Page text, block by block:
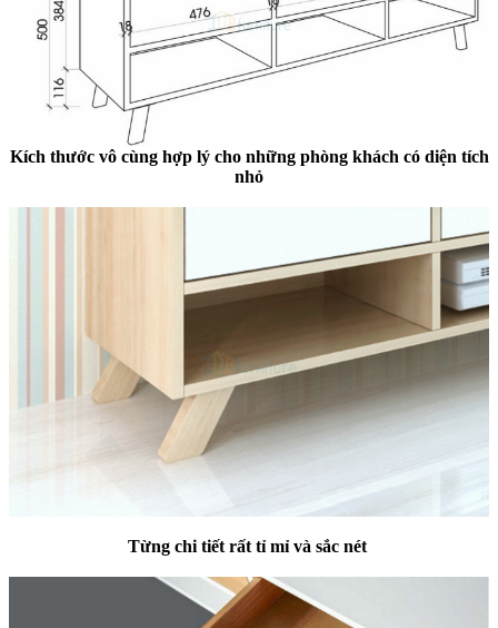
Kích thước vô cùng hợp lý cho những phòng khách có diện tích
nhỏ
Từng chi tiết rất tỉ mỉ và sắc nét